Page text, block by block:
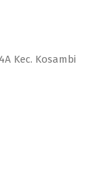
Kec. Kosambi